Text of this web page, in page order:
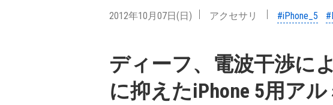
2012年10月07日(日) アクセサリ #iPhone_5
ディーフ、電波干渉に
に抑えたiPhone 5用ア